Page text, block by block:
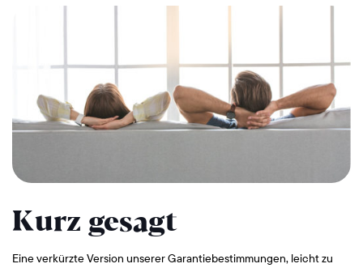
Kurz gesagt
Eine verkürzte Version unserer Garantiebestimmungen, leicht zu